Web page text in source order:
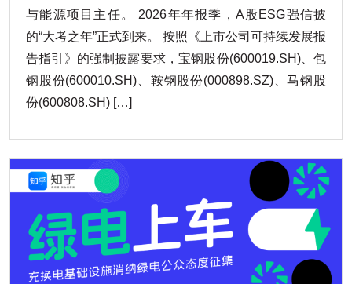
与能源项目主任。 2026年年报季，A股ESG强信披
的“大考之年”正式到来。 按照《上市公司可持续发展报
告指引》的强制披露要求，宝钢股份(600019.SH)、包
钢股份(600010.SH)、鞍钢股份(000898.SZ)、马钢股
份(600808.SH) […]